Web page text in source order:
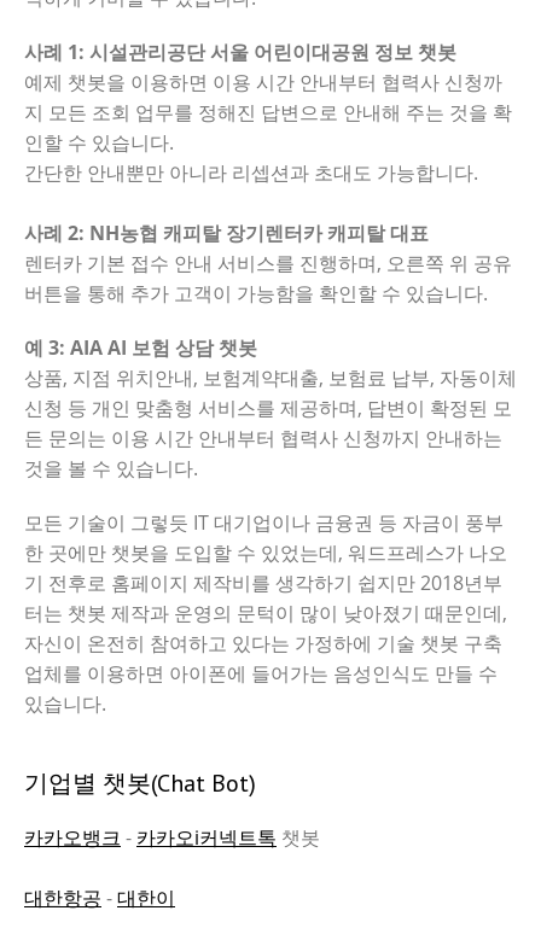
사례 1: 시설관리공단 서울 어린이대공원 정보 챗봇
예제 챗봇을 이용하면 이용 시간 안내부터 협력사 신청까
지 모든 조회 업무를 정해진 답변으로 안내해 주는 것을 확
인할 수 있습니다.
간단한 안내뿐만 아니라 리셉션과 초대도 가능합니다.
사례 2: NH농협 캐피탈 장기렌터카 캐피탈 대표
렌터카 기본 접수 안내 서비스를 진행하며, 오른쪽 위 공유
버튼을 통해 추가 고객이 가능함을 확인할 수 있습니다.
예 3: AIA AI 보험 상담 챗봇
상품, 지점 위치안내, 보험계약대출, 보험료 납부, 자동이체
신청 등 개인 맞춤형 서비스를 제공하며, 답변이 확정된 모
든 문의는 이용 시간 안내부터 협력사 신청까지 안내하는
것을 볼 수 있습니다.
모든 기술이 그렇듯 IT 대기업이나 금융권 등 자금이 풍부
한 곳에만 챗봇을 도입할 수 있었는데, 워드프레스가 나오
기 전후로 홈페이지 제작비를 생각하기 쉽지만 2018년부
터는 챗봇 제작과 운영의 문턱이 많이 낮아졌기 때문인데,
자신이 온전히 참여하고 있다는 가정하에 기술 챗봇 구축
업체를 이용하면 아이폰에 들어가는 음성인식도 만들 수
있습니다.
기업별 챗봇(Chat Bot)
카카오뱅크 - 카카오i커넥트톡 챗봇
대한항공 -대한이